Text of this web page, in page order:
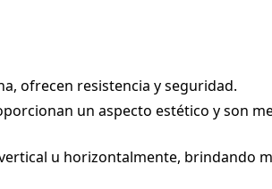
ofrecen resistencia y seguridad.
un aspecto estético y son
u horizontalmente, brindando